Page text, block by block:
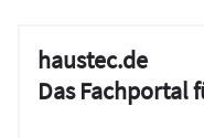
haustec.de
Das Fachportal